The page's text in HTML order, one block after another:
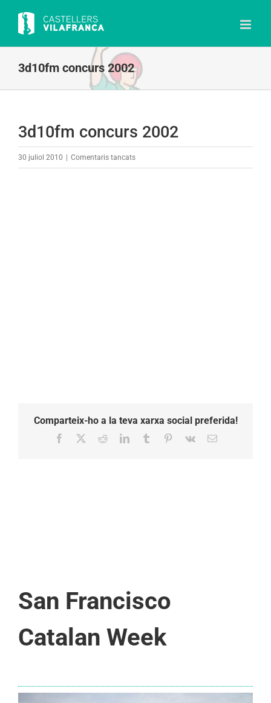
content
3d10fm concurs 2002
3d10fm concurs 2002
30 juliol 2010 Comentaris tancatsa
Comparteix-ho a la teva xarxa social preferida!
Facebook RedditLinkedInTumblr Pinterest
Vk Email:
San Francisco
Catalan Week